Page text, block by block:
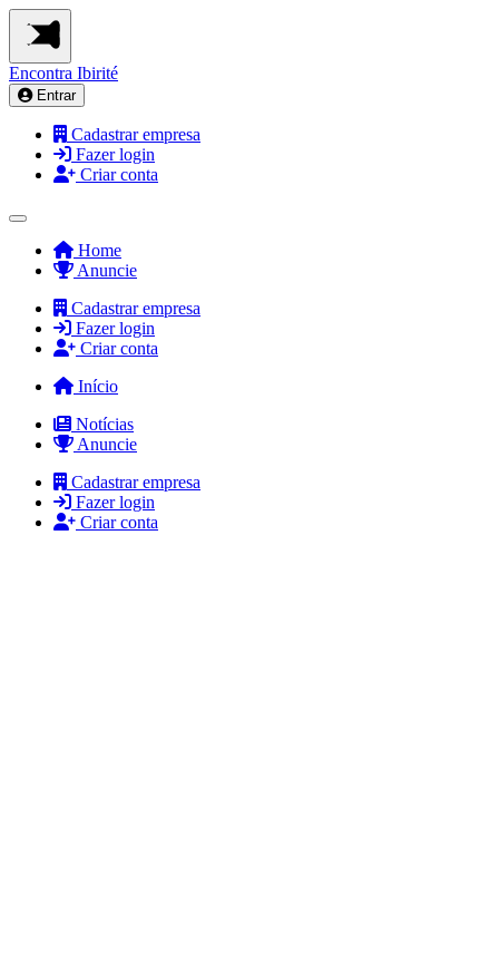
Encontra Ibirité
Entrar
Cadastrar empresa
Fazer login
Criar conta
Home
Anuncie
Cadastrar empresa
Fazer login
Criar conta
Início
Notícias
Anuncie
Cadastrar empresa
Fazer login
Criar conta